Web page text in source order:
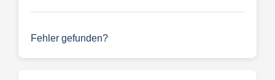
Fehler gefunden?